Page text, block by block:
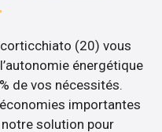
(20) vous
énergétique
de vos nécessités.
importantes
solution pour